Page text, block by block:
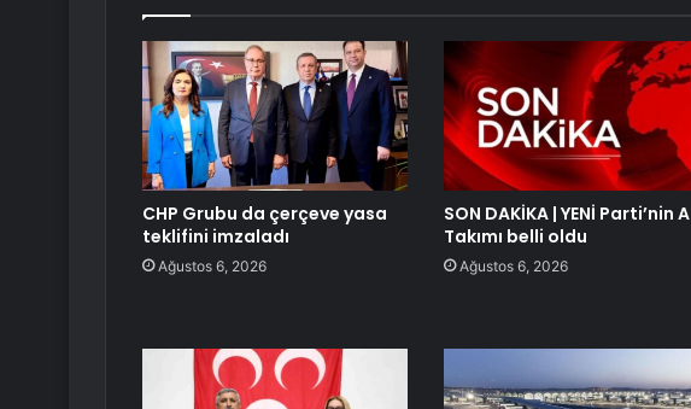
CHP Grubu da çerçeve yasa
teklifini imzaladı
Ağustos 6, 2026
SON DAKİKA | YENİ Parti’nin A
Takımı belli oldu
Ağustos 6, 2026